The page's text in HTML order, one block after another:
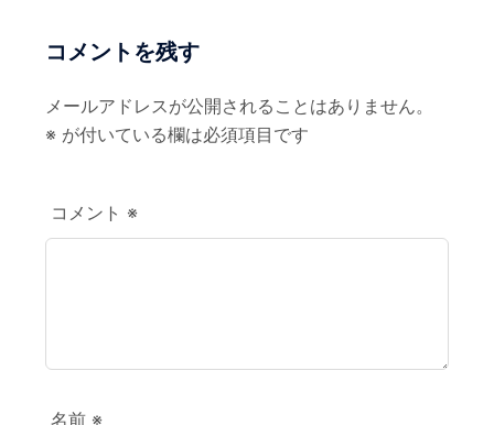
コメントを残す
メールアドレスが公開されることはありません。
※ が付いている欄は必須項目です
コメント ※
名前 ※